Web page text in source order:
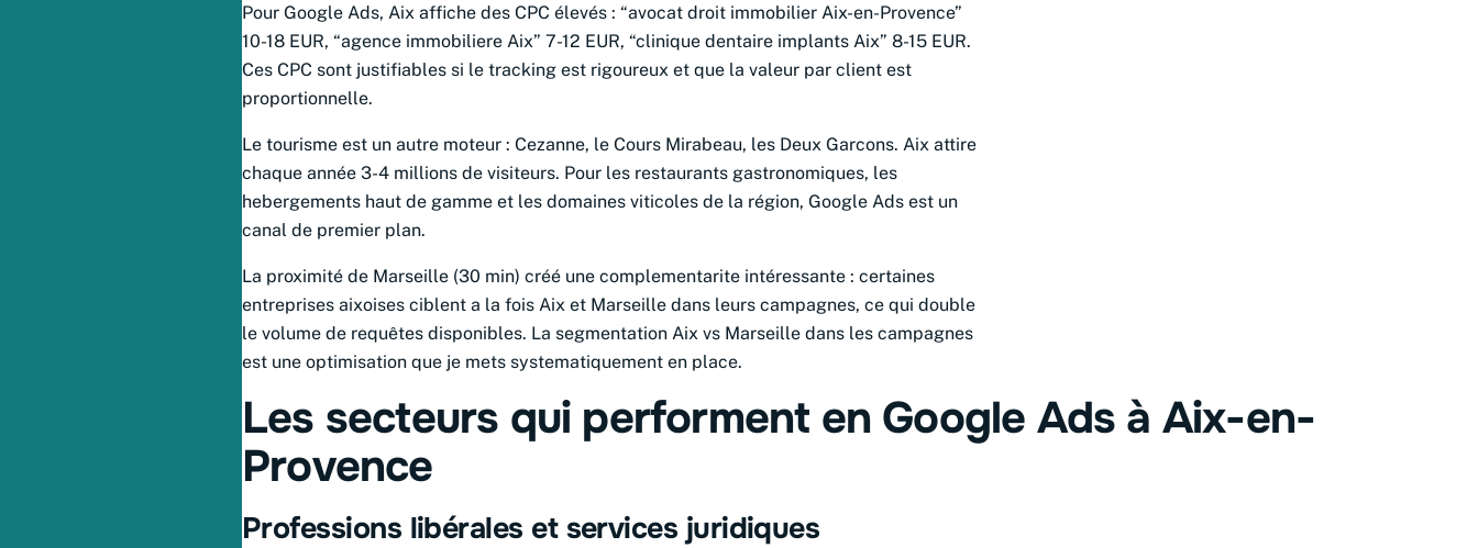
Pour Google Ads, Aix affiche des CPC élevés : “avocat droit immobilier Aix-en-Provence”
10-18 EUR, “agence immobiliere Aix” 7-12 EUR, “clinique dentaire implants Aix” 8-15 EUR.
Ces CPC sont justifiables si le tracking est rigoureux et que la valeur par client est
proportionnelle.
Le tourisme est un autre moteur : Cezanne, le Cours Mirabeau, les Deux Garcons. Aix attire
chaque année 3-4 millions de visiteurs. Pour les restaurants gastronomiques, les
hebergements haut de gamme et les domaines viticoles de la région, Google Ads est un
canal de premier plan.
La proximité de Marseille (30 min) créé une complementarite intéressante : certaines
entreprises aixoises ciblent a la fois Aix et Marseille dans leurs campagnes, ce qui double
le volume de requêtes disponibles. La segmentation Aix vs Marseille dans les campagnes
est une optimisation que je mets systematiquement en place.
Les secteurs qui performent en Google Ads à Aix-en-
Provence
Professions libérales et services juridiques